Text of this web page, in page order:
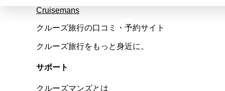
Cruisemans
クルーズ旅行の口コミ・予約サイト
クルーズ旅行をもっと身近に。
サポート
クルーズマンズとは